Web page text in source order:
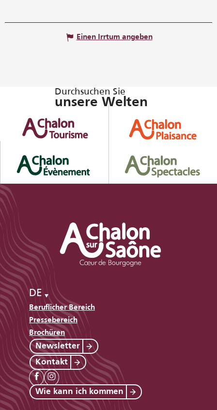
Einen Irrtum angeben
Durchsuchen Sie
unsere Welten
DE
Beruflicher Bereich
Pressebereich
Brochüren
Newsletter
Kontakt
Wie kann ich kommen